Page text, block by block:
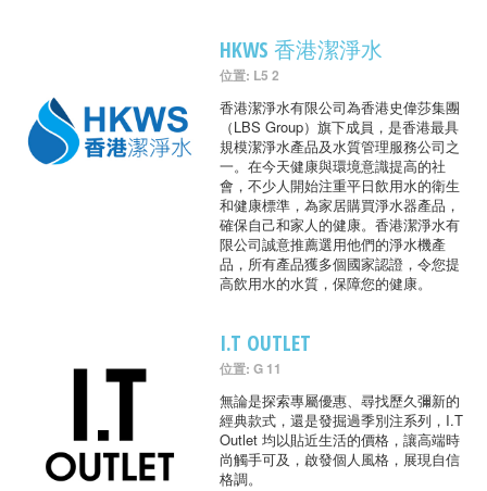
HKWS 香港潔淨水
位置: L5 2
香港潔淨水有限公司為香港史偉莎集團
（LBS Group）旗下成員，是香港最具
規模潔淨水產品及水質管理服務公司之
一。在今天健康與環境意識提高的社
會，不少人開始注重平日飲用水的衛生
和健康標準，為家居購買淨水器產品，
確保自己和家人的健康。香港潔淨水有
限公司誠意推薦選用他們的淨水機產
品，所有產品獲多個國家認證，令您提
高飲用水的水質，保障您的健康。
I.T OUTLET
位置: G 11
無論是探索專屬優惠、尋找歷久彌新的
經典款式，還是發掘過季別注系列，I.T
Outlet 均以貼近生活的價格，讓高端時
尚觸手可及，啟發個人風格，展現自信
格調。